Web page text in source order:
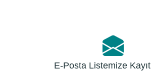
E-Posta Listemize Kayıt